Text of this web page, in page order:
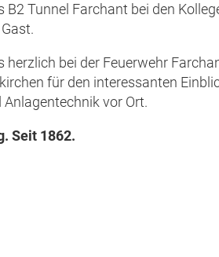
B2 Tunnel Farchant bei den
herzlich bei der Feuerwehr
für den interessanten
vor Ort.
Seit 1862.